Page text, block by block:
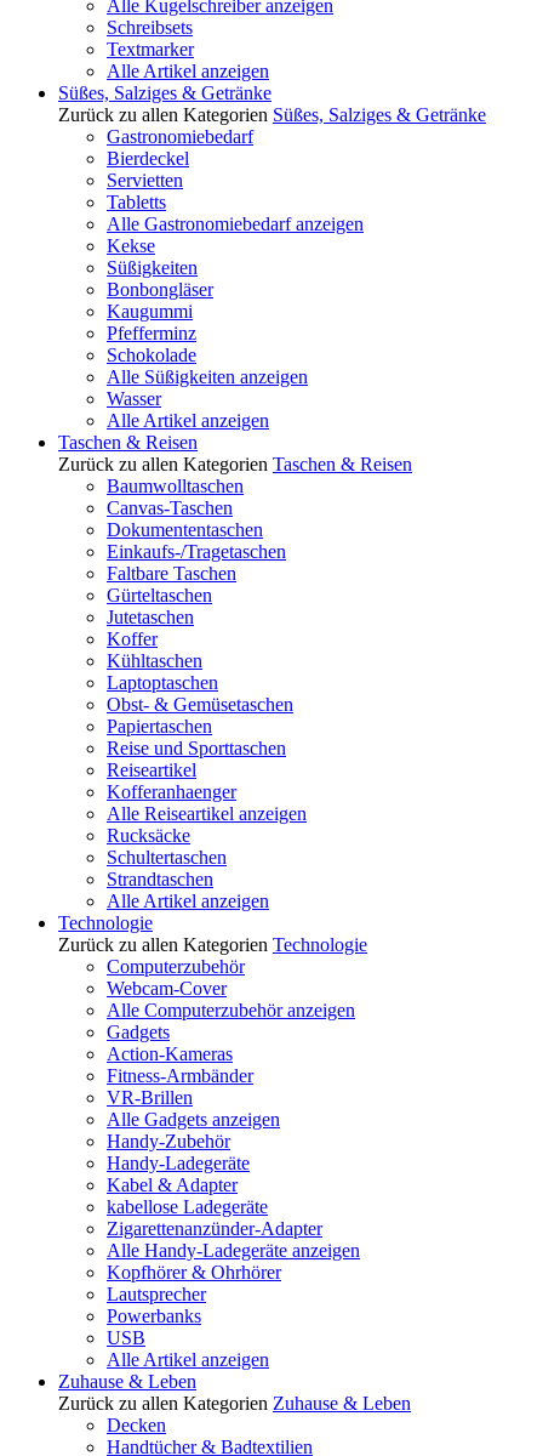
Alle Kugelschreiber anzeigen
Schreibsets
Textmarker
Alle Artikel anzeigen
Süßes, Salziges & Getränke
Zurück zu allen Kategorien Süßes, Salziges & Getränke
Gastronomiebedarf
Bierdeckel
Servietten
Tabletts
Alle Gastronomiebedarf anzeigen
Kekse
Süßigkeiten
Bonbongläser
Kaugummi
Pfefferminz
Schokolade
Alle Süßigkeiten anzeigen
Wasser
Alle Artikel anzeigen
Taschen & Reisen
Zurück zu allen Kategorien Taschen & Reisen
Baumwolltaschen
Canvas-Taschen
Dokumententaschen
Einkaufs-/Tragetaschen
Faltbare Taschen
Gürteltaschen
Jutetaschen
Koffer
Kühltaschen
Laptoptaschen
Obst- & Gemüsetaschen
Papiertaschen
Reise und Sporttaschen
Reiseartikel
Kofferanhaenger
Alle Reiseartikel anzeigen
Rucksäcke
Schultertaschen
Strandtaschen
Alle Artikel anzeigen
Technologie
Zurück zu allen Kategorien Technologie
Computerzubehör
Webcam-Cover
Alle Computerzubehör anzeigen
Gadgets
Action-Kameras
Fitness-Armbänder
VR-Brillen
Alle Gadgets anzeigen
Handy-Zubehör
Handy-Ladegeräte
Kabel & Adapter
kabellose Ladegeräte
Zigarettenanzünder-Adapter
Alle Handy-Ladegeräte anzeigen
Kopfhörer & Ohrhörer
Lautsprecher
Powerbanks
USB
Alle Artikel anzeigen
Zuhause & Leben
Zurück zu allen Kategorien Zuhause & Leben
Decken
Handtücher & Badtextilien